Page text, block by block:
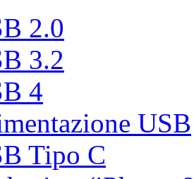
2.0
3.2
4
USB
Tipo C